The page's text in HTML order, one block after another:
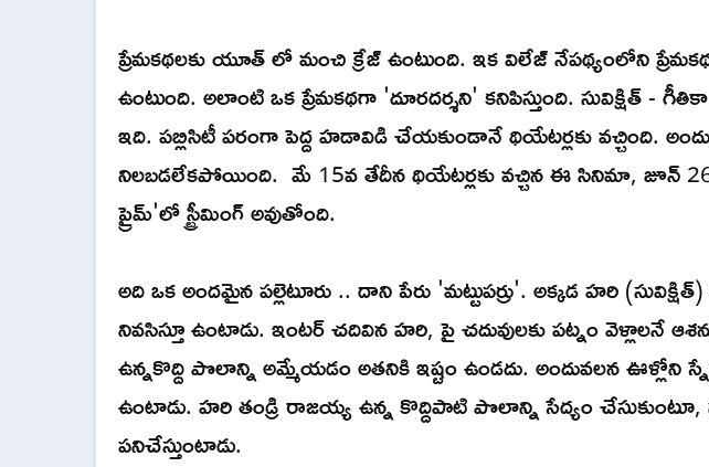
ప్రేమకథలకు యూత్ లో మంచి క్రేజ్ ఉంటుంది. ఇక విలేజ్ నేపథ్యంలోని
ఉంటుంది. అలాంటి ఒక ప్రేమకథగా 'దూరదర్శని' కనిపిస్తుంది. సువిక్షిత్ -
ఇది. పబ్లిసిటీ పరంగా పెద్ద హడావిడి చేయకుండానే థియేటర్లకు వచ్చింది.
నిలబడలేకపోయింది. మే 15వ తేదీన థియేటర్లకు వచ్చిన ఈ సినిమా, జూన్
ప్రైమ్'లో స్ట్రీమింగ్ అవుతోంది.
అది ఒక అందమైన పల్లెటూరు .. దాని పేరు 'మట్టుపర్రు'. అక్కడ హరి
నివసిస్తూ ఉంటాడు. ఇంటర్ చదివిన హరి, పై చదువులకు పట్నం వెళ్లాలనే
ఉన్నకొద్ది పొలాన్ని అమ్మేయడం అతనికి ఇష్టం ఉండదు. అందువలన ఊళ్లోని
ఉంటాడు. హరి తండ్రి రాజయ్య ఉన్న కొద్దిపాటి పొలాన్ని సేద్యం చేసుకుంటూ,
పనిచేస్తుంటాడు.